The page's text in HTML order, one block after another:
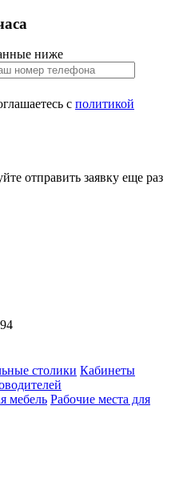
ниже
с политикой
отправить заявку еще раз
столики Кабинеты
мебель Рабочие места для